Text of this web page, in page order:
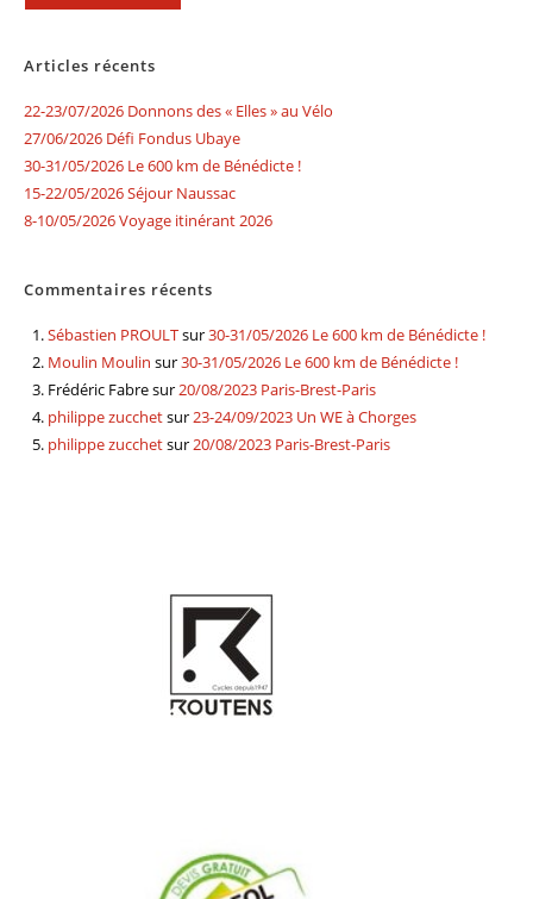
Articles récents
22-23/07/2026 Donnons des « Elles » au Vélo
27/06/2026 Défi Fondus Ubaye
30-31/05/2026 Le 600 km de Bénédicte !
15-22/05/2026 Séjour Naussac
8-10/05/2026 Voyage itinérant 2026
Commentaires récents
Sébastien PROULTsur30-31/05/2026 Le 600 km de Bénédicte !
Moulin Moulin sur30-31/05/2026 Le 600 km de Bénédicte !
Frédéric Fabresur20/08/2023 Paris-Brest-Paris
philippe zucchetsur23-24/09/2023 Un WE à Chorges
philippe zucchetsur20/08/2023 Paris-Brest-Paris